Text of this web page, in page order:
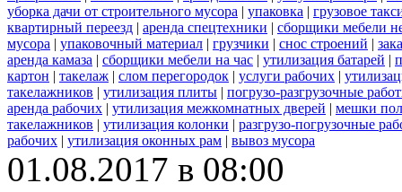
уборка дачи от строительного мусора | упаковка | грузовое
квартирный переезд | аренда спецтехники | сборщики мебели
мусора | упаковочный материал | грузчики | снос строений |
аренда камаза | сборщики мебели на час | утилизация батарей |
картон | такелаж | слом перегородок | услуги рабочих |
такелажников | утилизация плиты | погрузо-разгрузочные
аренда рабочих | утилизация межкомнатных дверей | мешки
такелажников | утилизация колонки | разгрузо-погрузочные
рабочих | утилизация оконных рам | вывоз мусора
01.08.2017 в 08:00